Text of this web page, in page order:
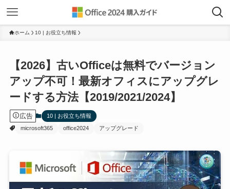
ホーム 10 | お役立ち情報
【2026】古いOfficeは無料でバージョン
アップ不可！最新オフィスにアップグレ
ードする方法【2019/2021/2024】
広告
10 | お役立ち情報
microsoft365
office2024 アップグレード